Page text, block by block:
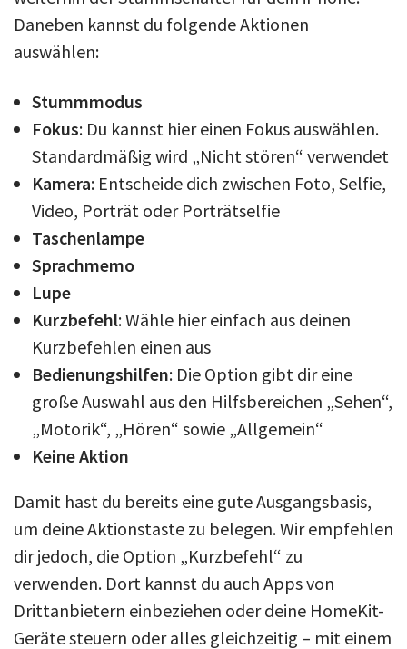
Daneben kannst du folgende Aktionen
auswählen:
Stummmodus
Fokus: Du kannst hier einen Fokus auswählen.
Standardmäßig wird „Nicht stören“ verwendet
Kamera: Entscheide dich zwischen Foto, Selfie,
Video, Porträt oder Porträtselfie
Taschenlampe
Sprachmemo
Lupe
Kurzbefehl: Wähle hier einfach aus deinen
Kurzbefehlen einen aus
Bedienungshilfen: Die Option gibt dir eine
große Auswahl aus den Hilfsbereichen „Sehen“,
„Motorik“, „Hören“ sowie „Allgemein“
Keine Aktion
Damit hast du bereits eine gute Ausgangsbasis,
um deine Aktionstaste zu belegen. Wir empfehlen
dir jedoch, die Option „Kurzbefehl“ zu
verwenden. Dort kannst du auch Apps von
Drittanbietern einbeziehen oder deine HomeKit-
Geräte steuern oder alles gleichzeitig – mit einem